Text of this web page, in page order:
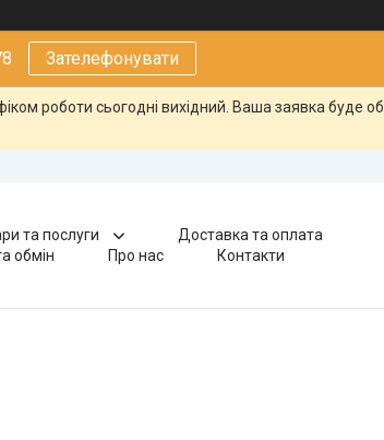
Зателефонувати
роботи сьогодні вихідний. Ваша заявка буде
та послуги
Доставка та оплата
обмін
Про нас Контакти